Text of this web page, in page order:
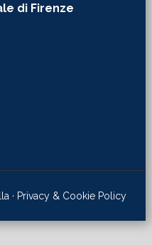
di Firenze
· Privacy & Cookie Policy